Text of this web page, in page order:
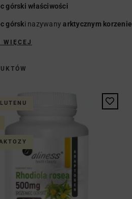
górski właściwości
górski nazywanyarktycznym
WIĘCEJ